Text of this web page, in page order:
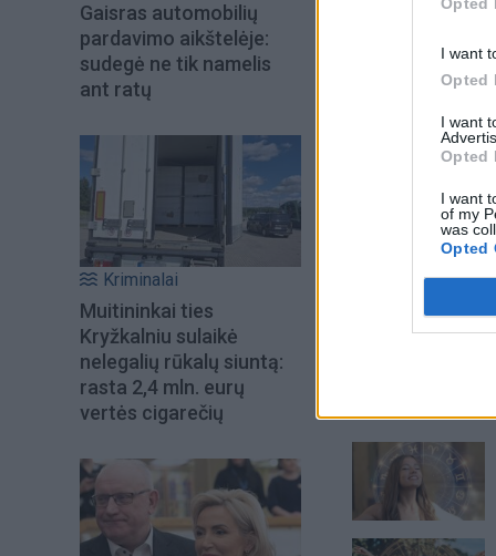
I want
Opted
I want
Opted
I want
of my
was
Opted
Gaisras automobilių
pardavimo aikštelėje:
sudegė ne tik namelis
ant ratų
Kriminalai
Muitininkai ties
Kryžkalniu sulaikė
nelegalių rūkalų siuntą:
rasta 2,4 mln. eurų
vertės cigarečių
Į Klaipėdą iš
Kučinskienė